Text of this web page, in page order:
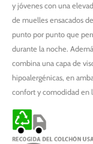
y jóvenes con una
de muelles ensacados
punto por punto que
durante la noche.
combina una capa de
hipoalergénicas, en
confort y comodidad en